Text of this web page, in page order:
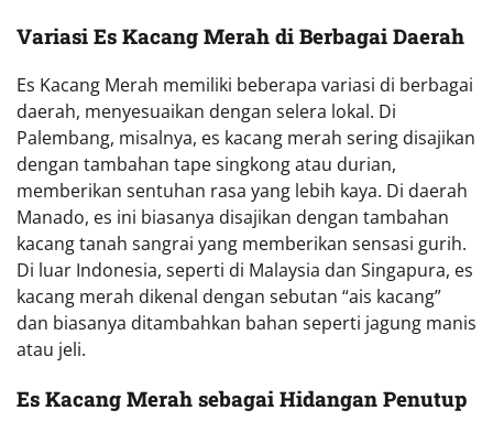
Variasi Es Kacang Merah di Berbagai Daerah
Es Kacang Merah memiliki beberapa variasi di berbagai
daerah, menyesuaikan dengan selera lokal. Di
Palembang, misalnya, es kacang merah sering disajikan
dengan tambahan tape singkong atau durian,
memberikan sentuhan rasa yang lebih kaya. Di daerah
Manado, es ini biasanya disajikan dengan tambahan
kacang tanah sangrai yang memberikan sensasi gurih.
Di luar Indonesia, seperti di Malaysia dan Singapura, es
kacang merah dikenal dengan sebutan “ais kacang”
dan biasanya ditambahkan bahan seperti jagung manis
atau jeli.
Es Kacang Merah sebagai Hidangan Penutup